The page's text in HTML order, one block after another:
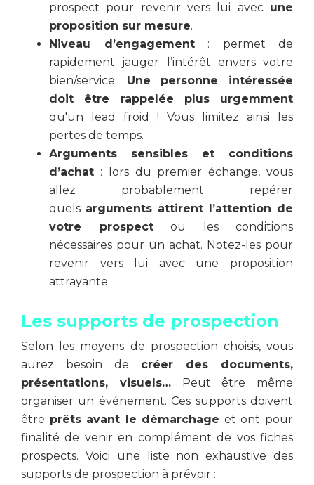
prospect pour revenir vers lui avec une
proposition sur mesure.
Niveau d’engagement: permet de
rapidement jauger l’intérêt envers votre
bien/service. Une personne intéressée
doit être rappelée plus urgemment
qu'un lead froid ! Vous limitez ainsi les
pertes de temps.
Arguments sensibles et conditions
d’achat : lors du premier échange, vous
allez probablement repérer
quels arguments attirent l’attention de
votre prospectou les conditions
nécessaires pour un achat. Notez-les pour
revenir vers lui avec une proposition
attrayante.
Les supports de prospection
Selon les moyens de prospection choisis, vous
aurez besoin de créer des documents,
présentations, visuels…Peut être même
organiser un événement. Ces supports doivent
être prêts avant le démarchage et ont pour
finalité de venir en complément de vos fiches
prospects. Voici une liste non exhaustive des
supports de prospection à prévoir :